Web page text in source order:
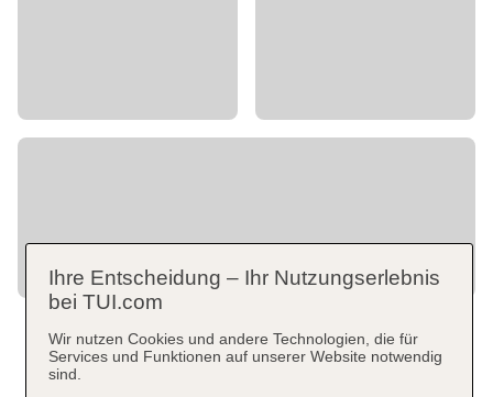
Ihre Entscheidung – Ihr Nutzungserlebnis
bei TUI.com
Wir nutzen Cookies und andere Technologien, die für
Services und Funktionen auf unserer Website notwendig
sind.